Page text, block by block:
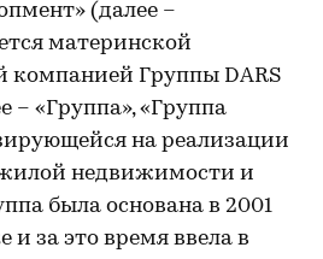
(далее –
материнской
Группы DARS
– «Группа», «Группа
на реализации
недвижимости и
была основана в 2001
и за это время ввела в